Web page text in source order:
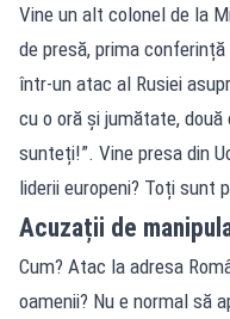
Vine un alt colonel de la
de presă, prima conferință
într-un atac al Rusiei
cu o oră și jumătate, două
sunteți!”. Vine presa din
liderii europeni? Toți sunt
Acuzații de
Cum? Atac la adresa
oamenii? Nu e normal să